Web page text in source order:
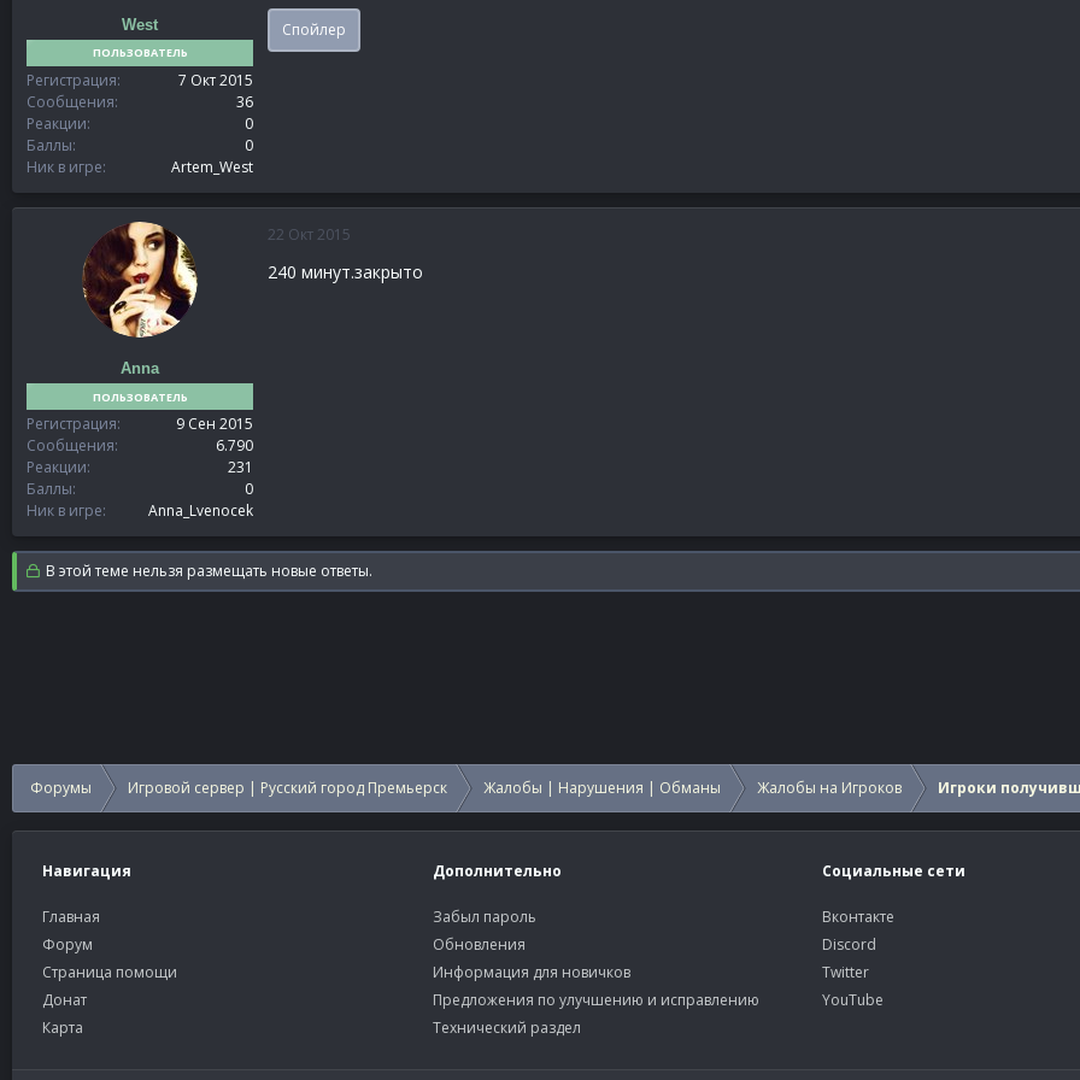
West
ПОЛЬЗОВАТЕЛЬ
Регистрация
7 Окт 2015
Сообщения
36
Реакции
0
Баллы
0
Ник в игре
Artem_West
Спойлер
Anna
ПОЛЬЗОВАТЕЛЬ
Регистрация
9 Сен 2015
Сообщения
6.790
Реакции
231
Баллы
0
Ник в игре
Anna_Lvenocek
22 Окт 2015
240 минут.закрыто
В этой теме нельзя размещать новые ответы.
Форумы Игровой сервер | Русский город Премьерск Жалобы | Нарушения | Обманы Жалобы на Игроков Игроки
Навигация
Главная
Форум
Страница помощи
Донат
Карта
Дополнительно
Забыл пароль
Обновления
Информация для новичков
Предложения по улучшению и исправлению
Технический раздел
Социальные сети
Вконтакте
Discord
Twitter
YouTube